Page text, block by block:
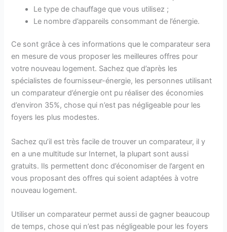
Le type de chauffage que vous utilisez ;
Le nombre d’appareils consommant de l’énergie.
Ce sont grâce à ces informations que le comparateur sera
en mesure de vous proposer les meilleures offres pour
votre nouveau logement. Sachez que d’après les
spécialistes de fournisseur-énergie, les personnes utilisant
un comparateur d’énergie ont pu réaliser des économies
d’environ 35%, chose qui n’est pas négligeable pour les
foyers les plus modestes.
Sachez qu’il est très facile de trouver un comparateur, il y
en a une multitude sur Internet, la plupart sont aussi
gratuits. Ils permettent donc d’économiser de l’argent en
vous proposant des offres qui soient adaptées à votre
nouveau logement.
Utiliser un comparateur permet aussi de gagner beaucoup
de temps, chose qui n’est pas négligeable pour les foyers